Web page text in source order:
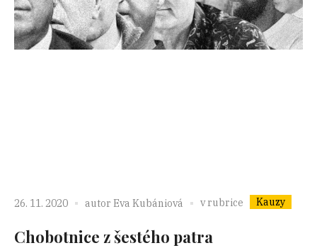
26. 11. 2020 autor Eva Kubániová v rubrice Kauzy
Chobotnice z šestého patra